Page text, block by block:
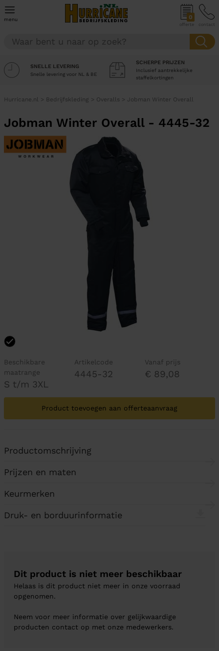
menu 0
offerte contact
SNELLE LEVERING
Snelle levering voor NL & BE
SCHERPE PRIJZEN
Inclusief aantrekkelijke
staffelkortingen
Hurricane.nl > Bedrijfskleding > Overalls > Jobman Winter Overall
Jobman Winter Overall - 4445-32
Beschikbare
maatrange
S t/m 3XL
Artikelcode
4445-32
Vanaf prijs
€ 89,08
Product toevoegen aan offerteaanvraag
Productomschrijving
Prijzen en maten
Keurmerken
Druk- en borduurinformatie
Dit product is niet meer beschikbaar
Helaas is dit product niet meer in onze voorraad
opgenomen.
Neem voor meer informatie over gelijkwaardige
producten contact op met onze medewerkers.